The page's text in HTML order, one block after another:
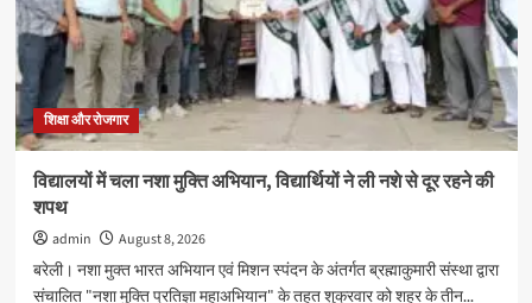
वर्ष
के
नन्हे
शिवभक्त
करेंगे
रुद्राभिषेक,
स्कूलों
बच्चों
मिलेगा
मौका
शिक्षा और रोजगार
विद्यालयों में चला नशा मुक्ति अभियान, विद्यार्थियों ने ली नशे से दूर रहने की
शपथ
admin
August 8, 2026
बरेली। नशा मुक्त भारत अभियान एवं मिशन स्पंदन के अंतर्गत ब्रह्माकुमारी संस्था द्वारा
संचालित "नशा मुक्ति प्रतिज्ञा महाअभियान" के तहत शुक्रवार को शहर के तीन...